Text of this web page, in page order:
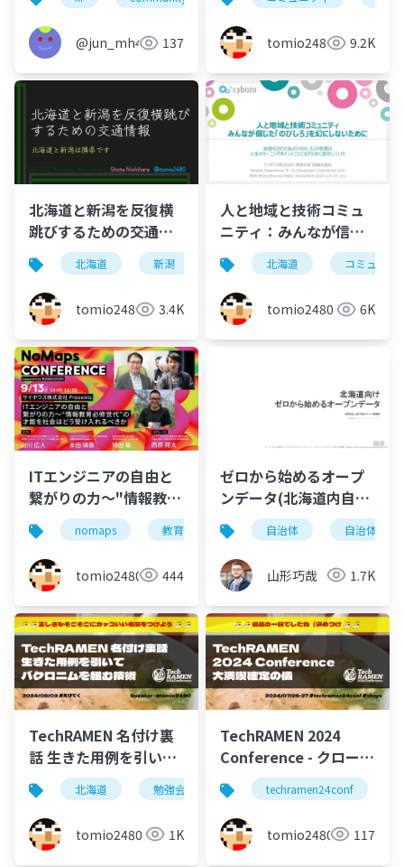
@jun_mh4g 137 tomio2480 9.2K
北海道と新潟を反復横
跳びするための交通情
報
北海道 新潟 フェリー 飛行機
tomio2480 3.4K
人と地域と技術コミュ
ニティ：みんなが信じ
た「のびしろ」を幻に
しないために
北海道 コミュニテ
tomio2480 6K
ITエンジニアの自由と
繋がりの力〜"情報教育
必修世代"の才能を社会
はどう受け入れるべき
か(延長戦含む)
#NoMaps2024
nomaps 教育 情報 北海道
tomio2480 444
ゼロから始めるオープ
ンデータ(北海道内自治
体向け)自治体 自治体dx
山形巧哉 1.7K
TechRAMEN 名付け裏
話 生きた用例を引いて
バクロニムを組む技術
北海道 勉強会 旭川 江別 えびて
tomio2480 1K
TechRAMEN 2024
Conference - クロージ
ング(本祭)techramen24conf
tomio2480 117